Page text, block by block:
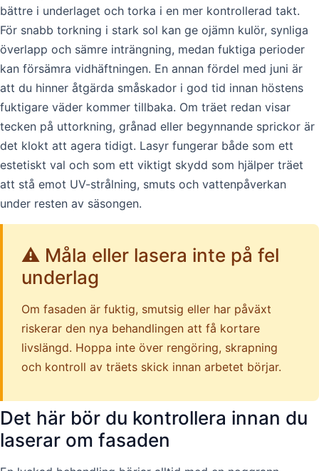
bättre i underlaget och torka i en mer kontrollerad takt.
För snabb torkning i stark sol kan ge ojämn kulör, synliga
överlapp och sämre inträngning, medan fuktiga perioder
kan försämra vidhäftningen. En annan fördel med juni är
att du hinner åtgärda småskador i god tid innan höstens
fuktigare väder kommer tillbaka. Om träet redan visar
tecken på uttorkning, grånad eller begynnande sprickor är
det klokt att agera tidigt. Lasyr fungerar både som ett
estetiskt val och som ett viktigt skydd som hjälper träet
att stå emot UV-strålning, smuts och vattenpåverkan
under resten av säsongen.
⚠️ Måla eller lasera inte på fel
underlag
Om fasaden är fuktig, smutsig eller har påväxt
riskerar den nya behandlingen att få kortare
livslängd. Hoppa inte över rengöring, skrapning
och kontroll av träets skick innan arbetet börjar.
Det här bör du kontrollera innan du
laserar om fasaden